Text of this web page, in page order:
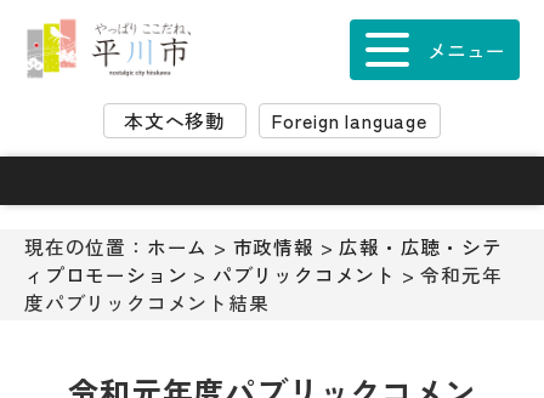
ョ
ス
本文へ移動 Foreign language
メニュー
現在の位置： ホーム > 市政情報 >広報・広聴・シテ
ィプロモーション > パブリックコメント > 令和元年
度パブリックコメント結果